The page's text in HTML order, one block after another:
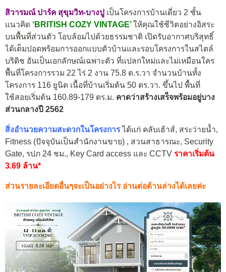
สิวารมณ์ ปาร์ค สุขุมวิท-บางปู เป็นโครงการบ้านเดี่ยว 2 ชั้น
แนวคิด ‘BRITISH COZY VINTAGE’ ให้คุณใช้ชีวิตอย่างอิสระ
บนพื้นที่ส่วนตัว โอบล้อมไปด้วยธรรมชาติ เปิดรับอากาศบริสุทธิ์
ได้เต็มปอดพร้อมการออกแบบตัวบ้านและรอบโครงการในสไตล์
บริติช อันเป็นเอกลักษณ์เฉพาะตัว ที่แปลกใหม่และไม่เหมือนใคร
พื้นที่โครงการรวม 22 ไร่ 2 งาน 75.8 ต.ร.วา จำนวนบ้านทั้ง
โครงการ 116 ยูนิต เนื้อที่บ้านเริ่มต้น 50 ตร.วา. ขึ้นไป พื้นที่
ใช้สอยเริ่มต้น 160.89-179 ตร.ม. คาดว่าสร้างเสร็จพร้อมอยู่บาง
ส่วนกลางปี 2562
สิ่งอำนวยความสะดวกในโครงการได้แก่ คลับเฮ้าส์, สระว่ายน้ำ,
Fitness (ปัจจุบันเป็นสำนักงานขาย) , สวนสาธารณะ, Security
Gate, รปภ 24 ชม., Key Card access และ CCTV ราคาเริ่มต้น
3.69 ล้าน*
ส่วนรายละเอียดอื่นๆจะเป็นอย่างไร อ่านต่อด้านล่างได้เลยค่ะ